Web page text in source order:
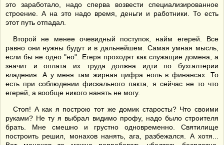
это заработало, надо сперва возвести специализированное
строение. А на это надо время, деньги и работники. То есть
этот путь отпадал.
Второй не менее очевидный поступок, найм егерей. Все
равно они нужны будут и в дальнейшем. Самая умная мысль,
если бы не одно "но". Егеря проходят как служащие домена, а
значит и оплата их труда должна идти по бухгалтерии
владения. А у меня там жирная цифра ноль в финансах. То
есть при соблюдении фискального пакта, я сейчас не то что
егерей, а вообще никого нанять не могу.
Стоп! А как я построю тот же домик старосты? Что своими
руками? Не ту я выбрал видимо профу, надо было строителя
брать. Мне смешно и грустно одновременно. Святилище
построить решил, монахов нанять, ага, разбежался. А хотя...